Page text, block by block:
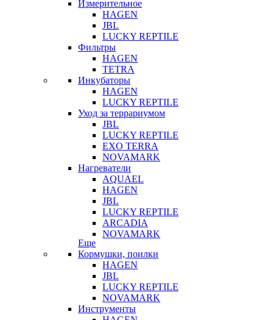
Измерительное
HAGEN
JBL
LUCKY REPTILE
Фильтры
HAGEN
TETRA
Инкубаторы
HAGEN
LUCKY REPTILE
Уход за террариумом
JBL
LUCKY REPTILE
EXO TERRA
NOVAMARK
Нагреватели
AQUAEL
HAGEN
JBL
LUCKY REPTILE
ARCADIA
NOVAMARK
Еще
Кормушки, поилки
HAGEN
JBL
LUCKY REPTILE
NOVAMARK
Инструменты